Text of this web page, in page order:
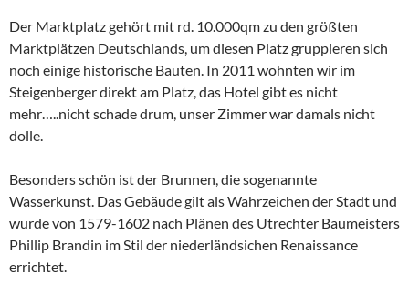
Der Marktplatz gehört mit rd. 10.000qm zu den größten
Marktplätzen Deutschlands, um diesen Platz gruppieren sich
noch einige historische Bauten. In 2011 wohnten wir im
Steigenberger direkt am Platz, das Hotel gibt es nicht
mehr…..nicht schade drum, unser Zimmer war damals nicht
dolle.
Besonders schön ist der Brunnen, die sogenannte
Wasserkunst. Das Gebäude gilt als Wahrzeichen der Stadt und
wurde von 1579-1602 nach Plänen des Utrechter Baumeisters
Phillip Brandin im Stil der niederländsichen Renaissance
errichtet.